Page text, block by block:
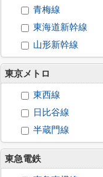
青梅線
東海道新幹線
山形新幹線
東京メトロ
東西線
日比谷線
半蔵門線
東急電鉄